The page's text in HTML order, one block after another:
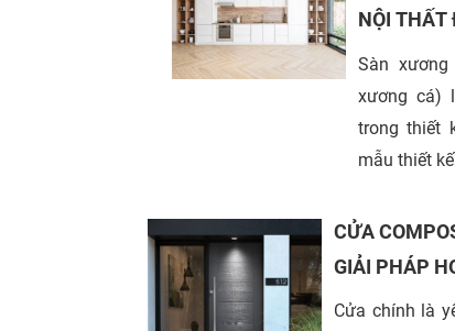
vượt trội
nhựa phủ
thông
ích cho
NỘI THẤT
TÍN
Sàn
xương cá)
trong thiết
mẫu thiết
sống và
cung cấp
hàng tại
CỬA
GIẢI PHÁP
SỐNG CÙNG
Cửa chính là